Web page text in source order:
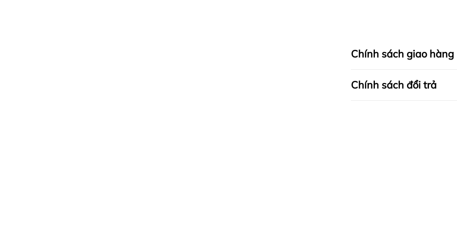
Chính sách giao hàng
Chính sách đổi trả